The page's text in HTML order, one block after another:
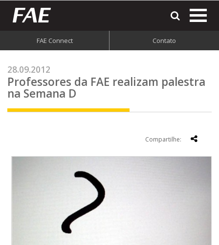
FAE Connect Contato
28.09.2012
Professores da FAE realizam palestra
na Semana D
Compartilhe: